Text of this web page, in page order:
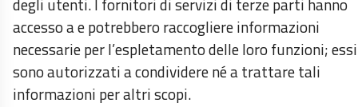
degli utenti. I fornitori di servizi di terze parti hanno
accesso a e potrebbero raccogliere informazioni
necessarie per l’espletamento delle loro funzioni;
sono autorizzati a condividere né a trattare tali
informazioni per altri scopi.